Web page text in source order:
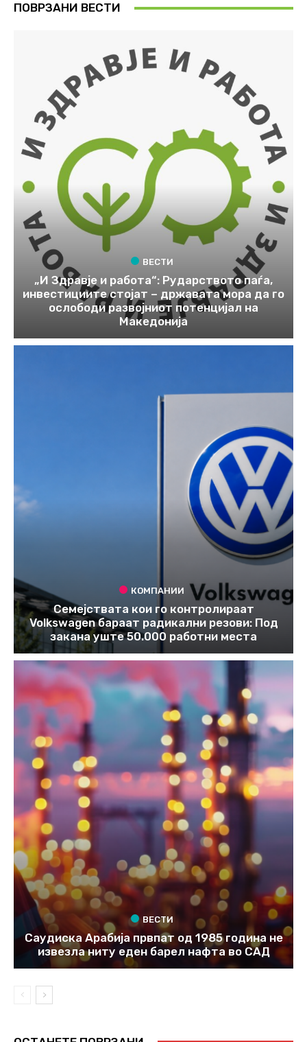
ПОВРЗАНИ ВЕСТИ
ВЕСТИ
„И Здравје и работа“: Рударството паѓа,
инвестициите стојат – државата мора да го
ослободи развојниот потенцијал на
Македонија
КОМПАНИИ
Семејствата кои го контролираат
Volkswagen бараат радикални резови: Под
закана уште 50.000 работни места
ВЕСТИ
Саудиска Арабија првпат од 1985 година не
извезла ниту еден барел нафта во САД